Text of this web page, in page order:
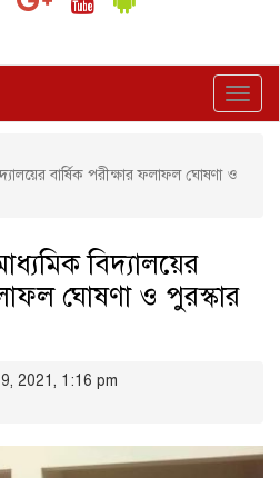
বার্ষিক পরীক্ষার ফলাফল ঘোষণা ও
বিদ্যালয়ের
ঘোষণা ও পুরস্কার
2021, 1:16 pm